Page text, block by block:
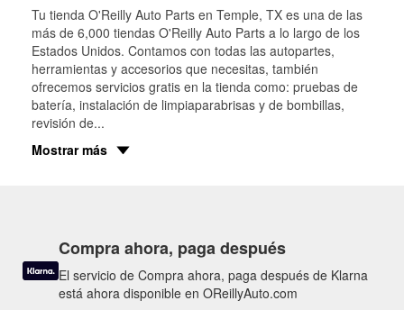
Tu tienda O'Reilly Auto Parts en Temple, TX es una de las
más de 6,000 tiendas O'Reilly Auto Parts a lo largo de los
Estados Unidos. Contamos con todas las autopartes,
herramientas y accesorios que necesitas, también
ofrecemos servicios gratis en la tienda como: pruebas de
batería, instalación de limpiaparabrisas y de bombillas,
revisión de...
Mostrar más
Compra ahora, paga después
El servicio de Compra ahora, paga después de Klarna
está ahora disponible en OReillyAuto.com